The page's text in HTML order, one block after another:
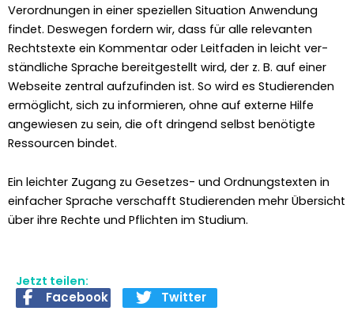
Verord­nun­gen in ein­er speziellen Sit­u­a­tion Anwen­dung
find­et. Deswe­gen fordern wir, dass für alle rel­e­van­ten
Recht­s­texte ein Kom­men­tar oder Leit­faden in leicht ver­
ständliche Sprache bere­it­gestellt wird, der z. B. auf ein­er
Web­seite zen­tral aufzufind­en ist. So wird es Studieren­den
ermöglicht, sich zu informieren, ohne auf externe Hil­fe
angewiesen zu sein, die oft drin­gend selb­st benötigte
Ressourcen bindet.
Ein leichter Zugang zu Geset­zes- und Ord­nung­s­tex­ten in
ein­fach­er Sprache ver­schafft Studieren­den mehr Über­sicht
über ihre Rechte und Pflicht­en im Studi­um.
Jetzt teilen:
Facebook Twitter